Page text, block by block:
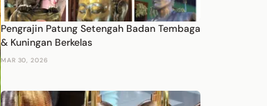
Pengrajin Patung Setengah Badan Tembaga
& Kuningan Berkelas
MAR 30, 2026